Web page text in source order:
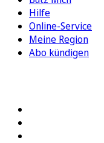
Hilfe
Online-Service
Meine Region
Abo kündigen